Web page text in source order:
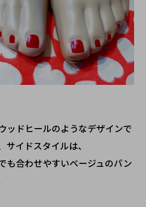
ッドヒールのようなデザインで
サイドスタイルは、
も合わせやすいベージュのパン